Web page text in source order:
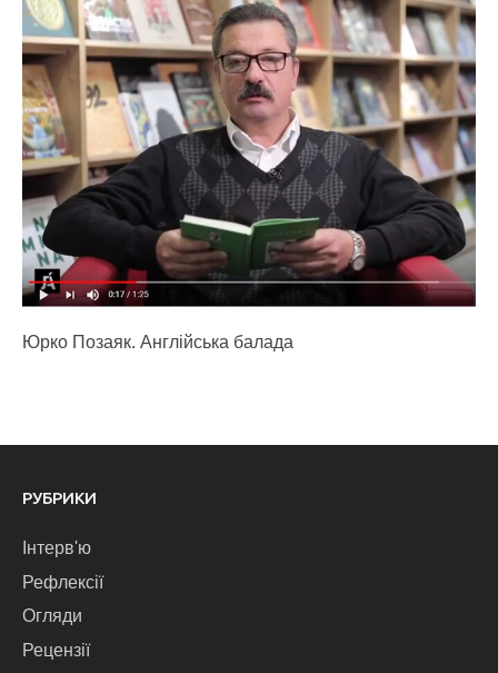
Юрко Позаяк. Англійська балада
РУБРИКИ
Інтерв'ю
Рефлексії
Огляди
Рецензії